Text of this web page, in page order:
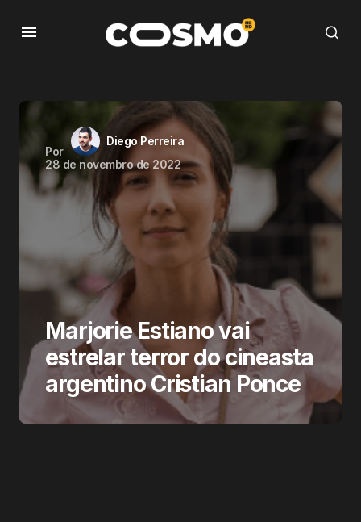
Por
Diego Perreira
28 de novembro de 2022
Marjorie Estiano vai
estrelar terror do cineasta
argentino Cristian Ponce